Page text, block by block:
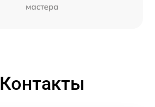
мастера
Контакты